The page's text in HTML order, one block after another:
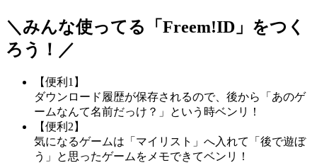
＼みんな使ってる「 Freem!ID 」をつく
ろう！／
【便利1】
ダウンロード履歴が保存されるので、後から「あのゲ
ームなんて名前だっけ？」という時ベンリ！
【便利2】
気になるゲームは「マイリスト」へ入れて「後で遊ぼ
う」と思ったゲームをメモできてベンリ！